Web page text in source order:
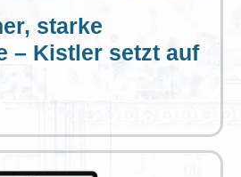
starke
– Kistler setzt auf